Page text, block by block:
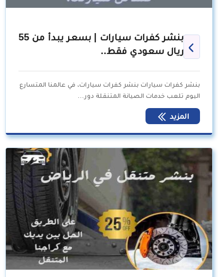
بنشر كفرات سيارات | بسعر يبدأ من 55
ريال سعودي فقط..
بنشر كفرات سيارات بنشر كفرات سيارات، في عالمنا المتسارع
اليوم تلعب خدمات الصيانة المتنقلة دور…
المزيد